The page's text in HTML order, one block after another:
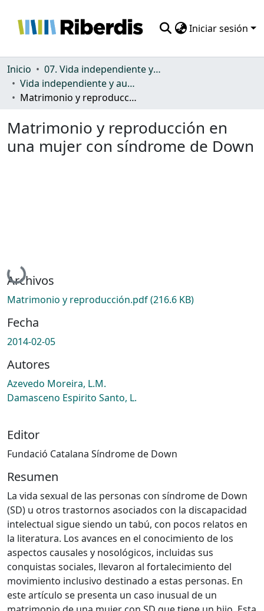
Iniciar sesión
Comunidades
Todo DSpace
Inicio
07. Vida independiente y autonomía personal
Vida independiente y autonomía personal
Matrimonio y reproducción en una mujer con síndrome de Down
Matrimonio y reproducción en
una mujer con síndrome de Down
Cargando...
Archivos
Matrimonio y reproducción.pdf(216.6 KB)
Fecha
2014-02-05
Autores
Azevedo Moreira, L.M.
Damasceno Espirito Santo, L.
Editor
Fundació Catalana Síndrome de Down
Resumen
La vida sexual de las personas con síndrome de Down
(SD) u otros trastornos asociados con la discapacidad
intelectual sigue siendo un tabú, con pocos relatos en
la literatura. Los avances en el conocimiento de los
aspectos causales y nosológicos, incluidas sus
conquistas sociales, llevaron al fortalecimiento del
movimiento inclusivo destinado a estas personas. En
este artículo se presenta un caso inusual de un